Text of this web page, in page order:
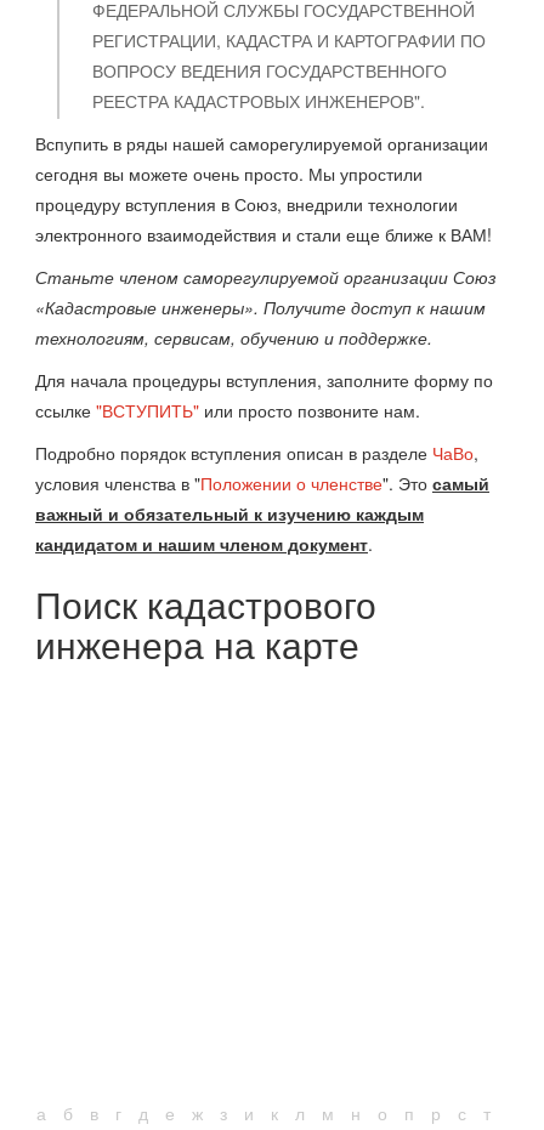
ФЕДЕРАЛЬНОЙ СЛУЖБЫ ГОСУДАРСТВЕННОЙ
РЕГИСТРАЦИИ, КАДАСТРА И КАРТОГРАФИИ ПО
ВОПРОСУ ВЕДЕНИЯ ГОСУДАРСТВЕННОГО
РЕЕСТРА КАДАСТРОВЫХ ИНЖЕНЕРОВ".
Вспупить в ряды нашей саморегулируемой организации
сегодня вы можете очень просто. Мы упростили
процедуру вступления в Союз, внедрили технологии
электронного взаимодействия и стали еще ближе к ВАМ!
Станьте членом саморегулируемой организации Союз
«Кадастровые инженеры». Получите доступ к нашим
технологиям, сервисам, обучению и поддержке.
Для начала процедуры вступления, заполните форму по
ссылке "ВСТУПИТЬ" или просто позвоните нам.
Подробно порядок вступления описан в разделе ЧаВо,
условия членства в "Положении о членстве". Это самый
важный и обязательный к изучению каждым
кандидатом и нашим членом документ.
Поиск кадастрового
инженера на карте
а б в г д е ж з и к л м н о п р с
т